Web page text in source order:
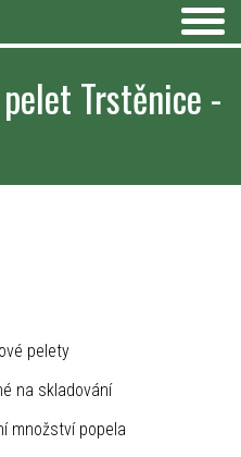
Trstěnice -
pelety
na skladování
množství popela